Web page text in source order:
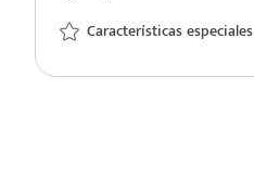
Características especiales